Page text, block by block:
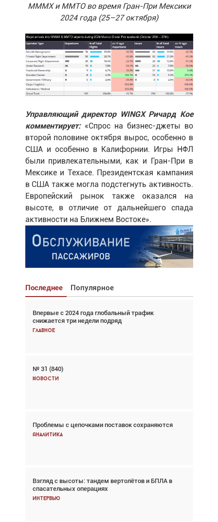
MMMX и MMTO во время Гран-При Мексики
2024 года (25–27 октября)
Управляющий директор WINGX Ричард Кое
комментирует:«Спрос на бизнес-джеты во
второй половине октября вырос, особенно в
США и особенно в Калифорнии. Игры НФЛ
были привлекательными, как и Гран-При в
Мексике и Техасе. Президентская кампания
в США также могла подстегнуть активность.
Европейский рынок также оказался на
высоте, в отличие от дальнейшего спада
активности на Ближнем Востоке».
Последнее Популярное
Впервые с 2024 года глобальный трафик
снижается три недели подряд
Главное
№ 31 (840)
Новости
Проблемы с цепочками поставок сохраняются
Аналитика
Взгляд с высоты: тандем вертолётов и БПЛА в
спасательных операциях
Интервью
Взгляд с высоты: тандем вертолётов и БПЛА в
спасательных операциях
Главное
Авиационный фотограф Дэйв Кох: «Фотография
говорит сама за себя... а ИИ всё портит»
Впервые с 2024 года глобальный трафик
снижается три недели подряд
Частный самолёт – это актив. Подходите к
покупке соответствующим образом
Интервью